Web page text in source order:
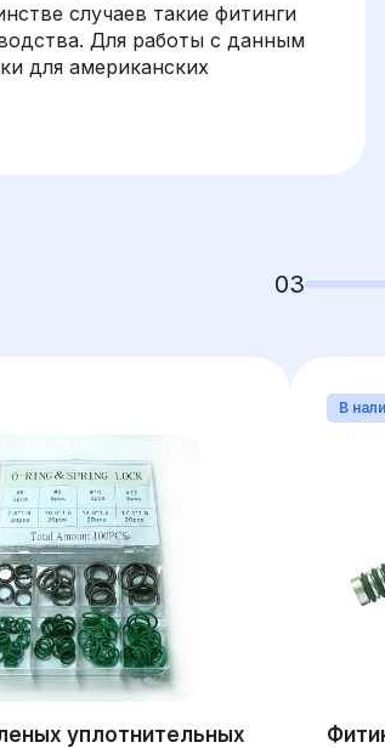
случаев такие фитинги
Для работы с данным
для американских
03
уплотнительных
В